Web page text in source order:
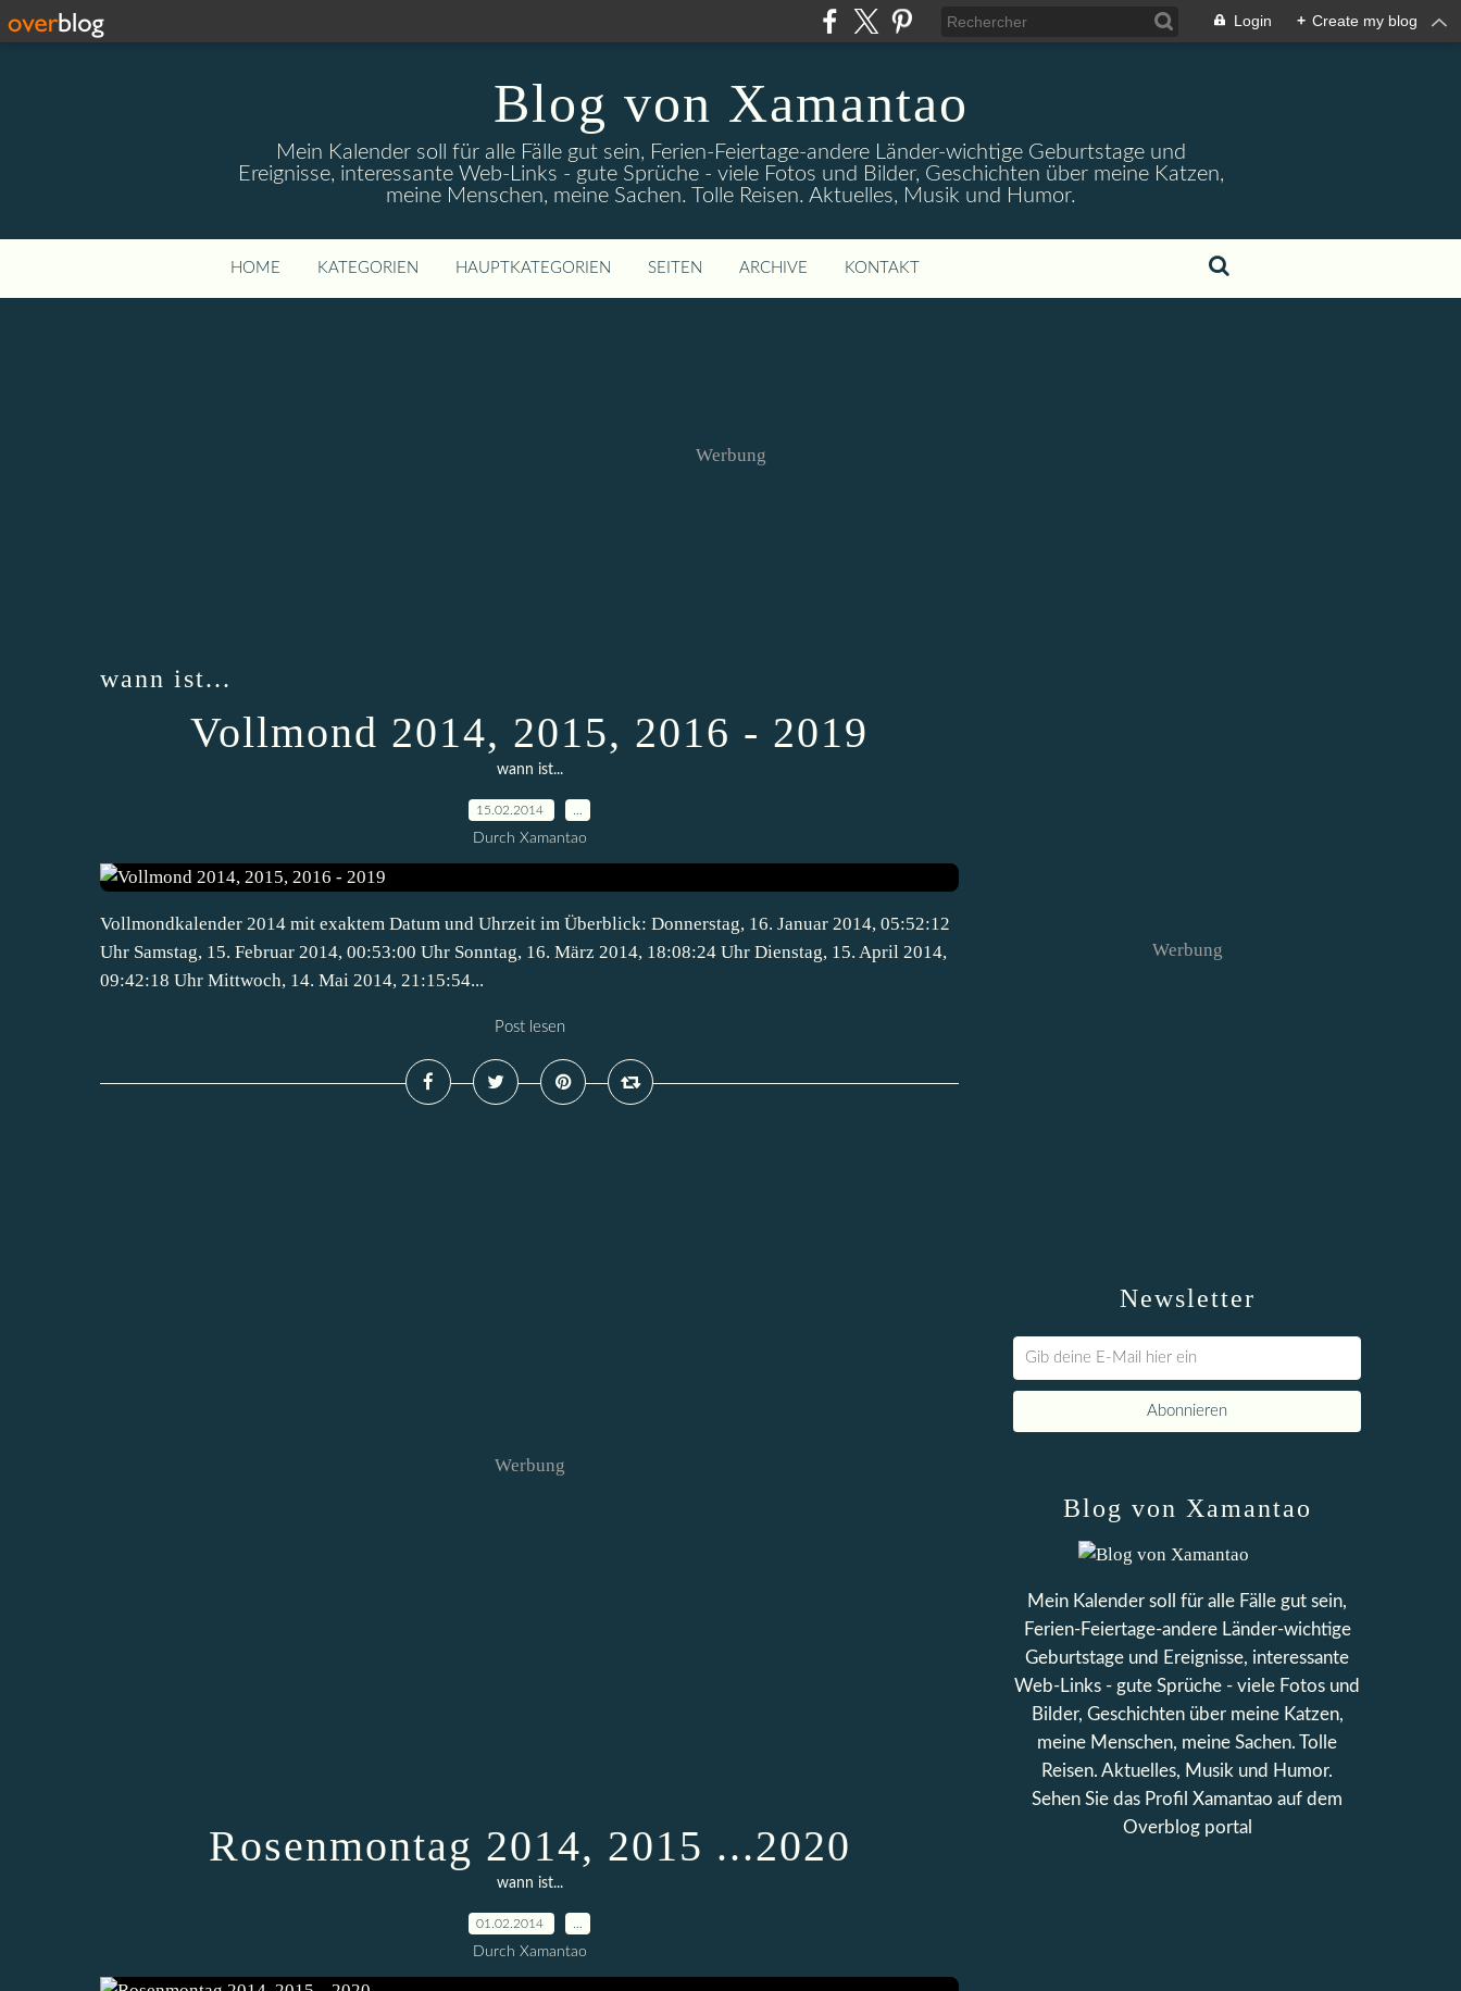
Login + Create my blog
Blog von Xamantao
Mein Kalender soll für alle Fälle gut sein, Ferien-Feiertage-andere Länder-wichtige Geburtstage und
Ereignisse, interessante Web-Links - gute Sprüche - viele Fotos und Bilder, Geschichten über meine Katzen,
meine Menschen, meine Sachen. Tolle Reisen. Aktuelles, Musik und Humor.
HOME KATEGORIEN HAUPTKATEGORIEN SEITEN ARCHIVE KONTAKT
Werbung
wann ist...
Vollmond 2014, 2015, 2016 - 2019
wann ist...
15.02.2014
Durch Xamantao
Vollmondkalender 2014 mit exaktem Datum und Uhrzeit im Überblick: Donnerstag, 16. Januar 2014, 05:52:12
Uhr Samstag, 15. Februar 2014, 00:53:00 Uhr Sonntag, 16. März 2014, 18:08:24 Uhr Dienstag, 15. April 2014,
09:42:18 Uhr Mittwoch, 14. Mai 2014, 21:15:54...
Post lesen
Werbung
Rosenmontag 2014, 2015 ...2020
wann ist...
01.02.2014
Durch Xamantao
Newsletter
Werbung
Blog von Xamantao
Mein Kalender soll für alle Fälle gut sein,
Ferien-Feiertage-andere Länder-wichtige
Geburtstage und Ereignisse, interessante
Web-Links - gute Sprüche - viele Fotos und
Bilder, Geschichten über meine Katzen,
meine Menschen, meine Sachen. Tolle
Reisen. Aktuelles, Musik und Humor.
Sehen Sie das Profil Xamantao auf dem
Overblog portal